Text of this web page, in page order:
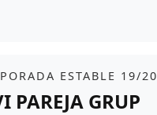
ESTABLE 19/20
PAREJA GRUP